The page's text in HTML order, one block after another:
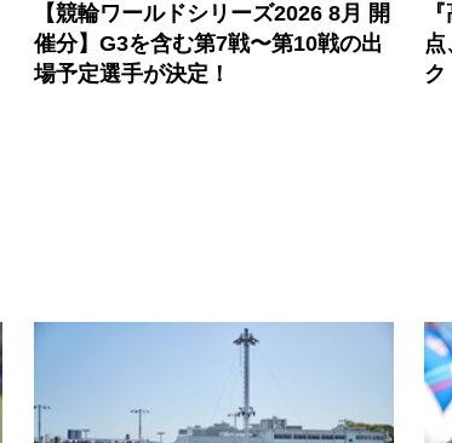
【競輪ワールドシリーズ2026 8月 開
催分】G3を含む第7戦〜第10戦の出
場予定選手が決定！
ク